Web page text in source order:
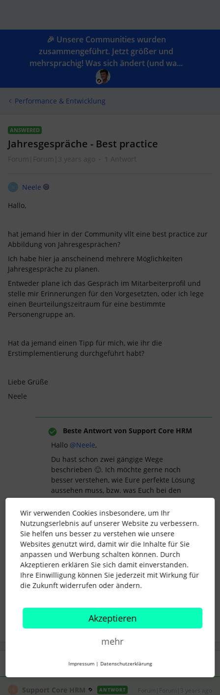
🎉 Unsere Communities wurden
zusammengeführt. Jetzt größer und
mehrsprachig! Was sich ändert (und wa...
Performance & Entwicklung
ANSWERED
Jahresgespräche - Best practice
Forum|Forum|3 years ago 1 Antwort
N
Neele
Hallo,
hat jemand hier in der Community vllt eine best practice zur
Abbildung von Jahresgesprächen?
Ich habe hier ja anscheinend mehrere Möglichkeiten
Jahresgespräche zu planen.
Entweder plane ich das Gespräch im Mitarbeiterprofil und
stelle mir Erinnerungen für den Vorgesetzten, oder ich lege
einen Beurteilungszeitraum für eine bestimmte
Personengruppe an.
Hat da jemand einen Tipp für mich, wie ihr die
Erstimplementierung durchgeführt habt?
Liebe Grüße
Neele
Beste Antwort von Support Core HRM
Hallo @Neele,
Du hast schon zwei gängige Wege
beschrieben 🙂. Ich möchte gerne noch
besser verstehen, wie Eure perfekte Lösung
aussehen muss, bzw. was Euch bei den
ausprobierten Prozessen noch gefehlt hat?
Ich freue mich auf Dein Feedback.
Viele Grüße
Efrain
Feedbackgespräche Feedbackmeeting
Support Core HRM ANTWORT
Wir verwenden Cookies insbesondere, um Ihr
Nutzungserlebnis auf unserer Website zu verbessern.
Sie helfen uns besser zu verstehen wie unsere
Websites genutzt wird, damit wir die Inhalte für Sie
anpassen und Werbung schalten können. Durch
Akzeptieren erklären Sie sich damit einverstanden.
Ihre Einwilligung können Sie jederzeit mit Wirkung für
die Zukunft widerrufen oder ändern.
Akzeptieren
mehr
Impressum | Datenschutzerklärung